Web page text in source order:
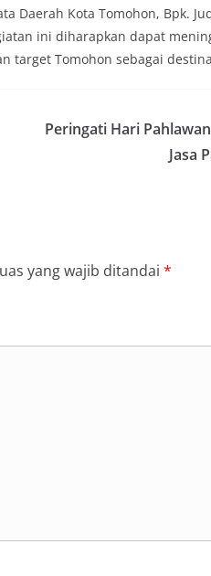
Daerah Kota Tomohon, Bpk.
ini diharapkan dapat
target Tomohon sebagai
Peringati Hari
Jasa
yang wajib ditandai *